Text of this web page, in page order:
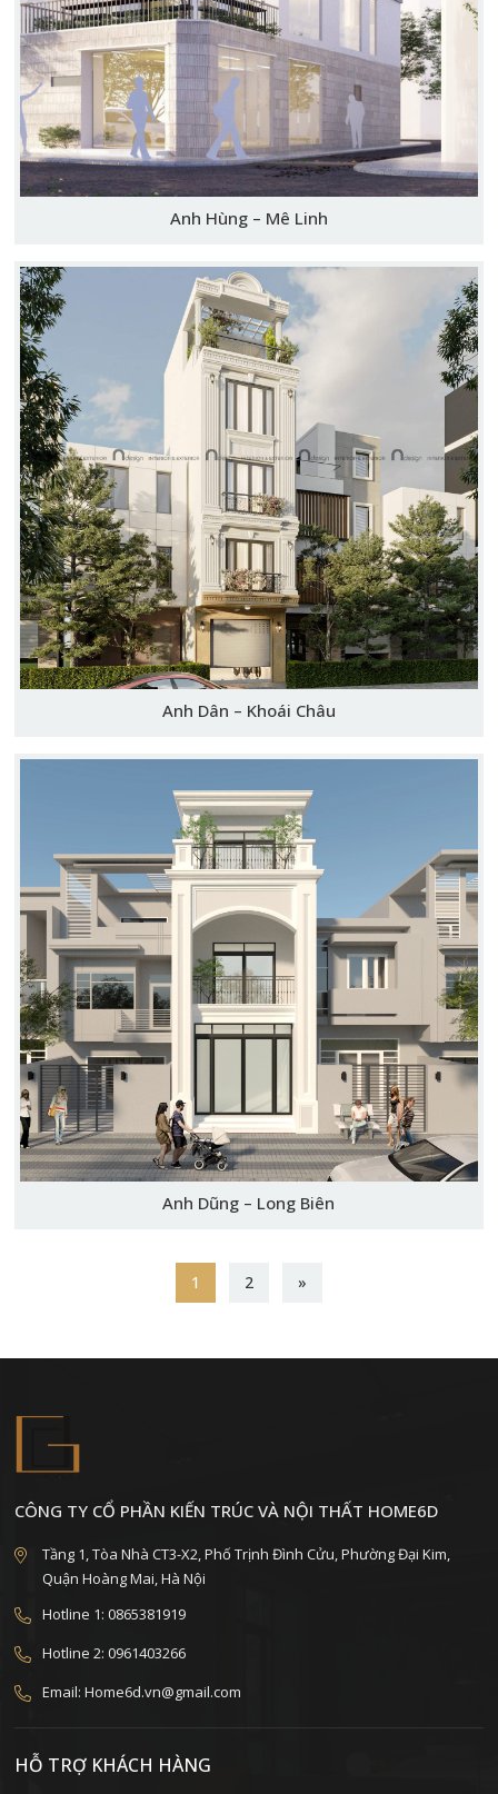
Anh Hùng – Mê Linh
Anh Dân – Khoái Châu
Anh Dũng – Long Biên
1 2 »
CÔNG TY CỔ PHẦN KIẾN TRÚC VÀ NỘI THẤT HOME6D
Tầng 1, Tòa Nhà CT3-X2, Phố Trịnh Đình Cửu, Phường Đại Kim,
Quận Hoàng Mai, Hà Nội
Hotline 1: 0865381919
Hotline 2: 0961403266
Email: Home6d.vn@gmail.com
HỖ TRỢ KHÁCH HÀNG